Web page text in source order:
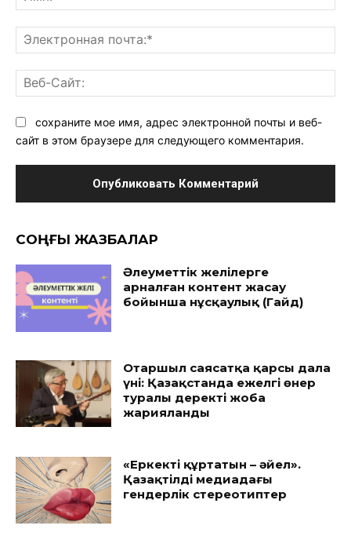
сохраните мое имя, адрес электронной почты и веб-
сайт в этом браузере для следующего комментария.
CОҢҒЫ ЖАЗБАЛАР
Әлеуметтік желілерге
арналған контент жасау
бойынша нұсқаулық (Гайд)
Отаршыл саясатқа қарсы дала
үні: Қазақстанда ежелгі өнер
туралы деректі жоба
жарияланды
«Еркекті құртатын – әйел».
Қазақтілді медиадағы
гендерлік стереотиптер